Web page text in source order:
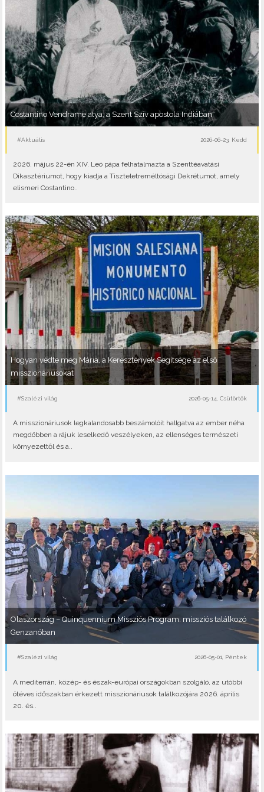
Costantino Vendrame atya, a Szent Szív apostola Indiában
#Aktuális 2026-06-23, Kedd
2026. május 22-én XIV. Leó pápa felhatalmazta a Szenttéavatási
Dikasztériumot, hogy kiadja a Tiszteletreméltósági Dekrétumot, amely
elismeri Costantino..
Hogyan védte meg Mária, a Keresztények Segítsége az első
misszionáriusokat
#Szalézi világ 2026-05-14, Csütörtök
A misszionáriusok legkalandosabb beszámolóit hallgatva az ember néha
megdöbben a rájuk leselkedő veszélyeken, az ellenséges természeti
környezettől és a..
Olaszország – Quinquennium Missziós Program: missziós találkozó
Genzanóban
#Szalézi világ 2026-05-01, Péntek
A mediterrán, közép- és észak-európai országokban szolgáló, az utóbbi
ötéves időszakban érkezett misszionáriusok találkozójára 2026. április
20. és..